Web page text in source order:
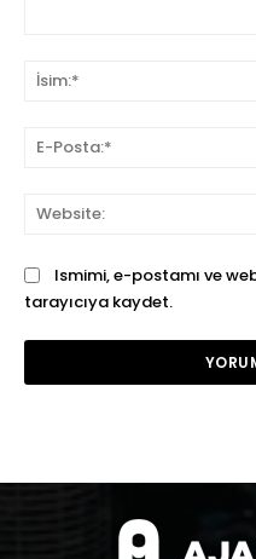
Ismimi, e-postamı ve
tarayıcıya kaydet.